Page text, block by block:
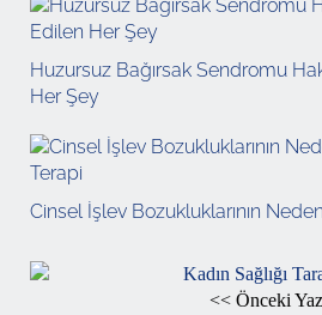
Huzursuz Bağırsak Sendromu
Her Şey
Cinsel İşlev Bozukluklarının
<< Önceki